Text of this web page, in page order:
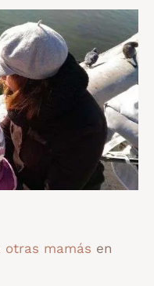
otras mamás en